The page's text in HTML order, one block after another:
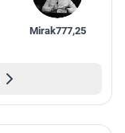
Mirak777,25